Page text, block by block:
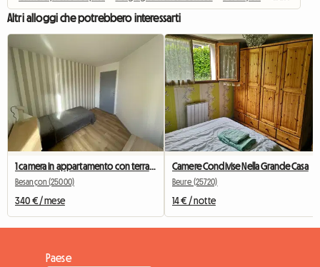
Altri alloggi che potrebbero interessarti
1 camera in appartamento con terrazza
Besançon (25000)
340 € / mese
Camere Condivise Nella Grande Casa
Beure (25720)
14 € / notte
Paese